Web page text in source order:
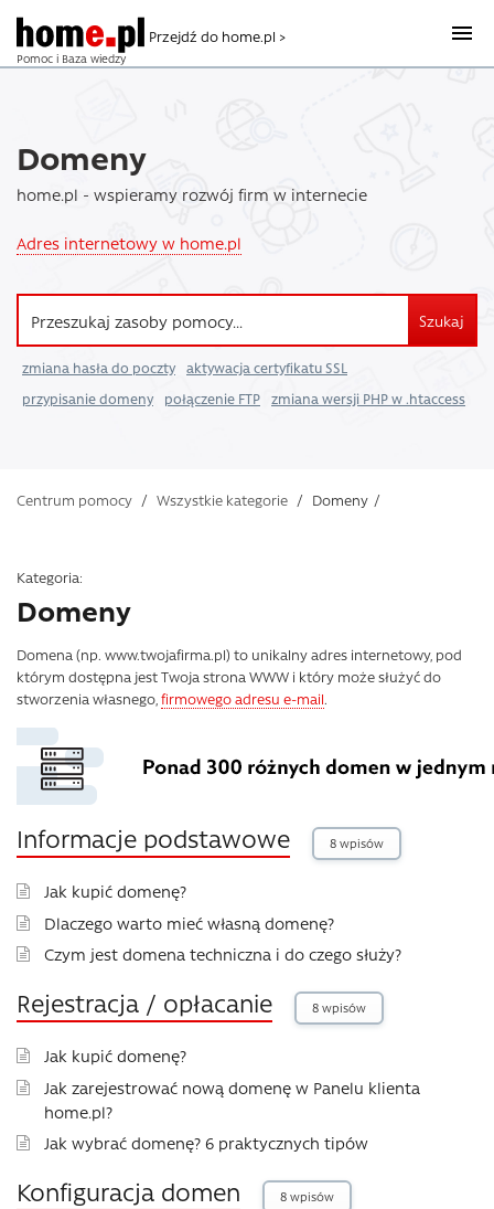
Pomoc i Baza wiedzy
Przejdź do home.pl >
Domeny
home.pl - wspieramy rozwój firm w internecie
Adres internetowy w home.pl
Szukaj
zmiana hasła do poczty
aktywacja certyfikatu SSL
przypisanie domeny
połączenie FTP zmiana wersji PHP w .htaccess
Centrum pomocy / Wszystkie kategorie / Domeny /
Kategoria:
Domeny
Domena (np. www.twojafirma.pl) to unikalny adres internetowy, pod
którym dostępna jest Twoja strona WWW i który może służyć do
stworzenia własnego, firmowego adresu e-mail.
Informacje podstawowe 8 wpisów
Jak kupić domenę?
Dlaczego warto mieć własną domenę?
Czym jest domena techniczna i do czego służy?
Rejestracja / opłacanie 8 wpisów
Jak kupić domenę?
Jak zarejestrować nową domenę w Panelu klienta
home.pl?
Jak wybrać domenę? 6 praktycznych tipów
Konfiguracja domen 8 wpisów